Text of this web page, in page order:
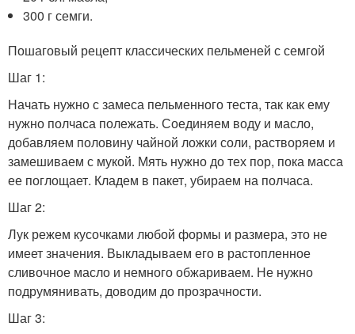
300 г семги.
Пошаговый рецепт классических пельменей с семгой
Шаг 1:
Начать нужно с замеса пельменного теста, так как ему
нужно полчаса полежать. Соединяем воду и масло,
добавляем половину чайной ложки соли, растворяем и
замешиваем с мукой. Мять нужно до тех пор, пока масса
ее поглощает. Кладем в пакет, убираем на полчаса.
Шаг 2:
Лук режем кусочками любой формы и размера, это не
имеет значения. Выкладываем его в растопленное
сливочное масло и немного обжариваем. Не нужно
подрумянивать, доводим до прозрачности.
Шаг 3: